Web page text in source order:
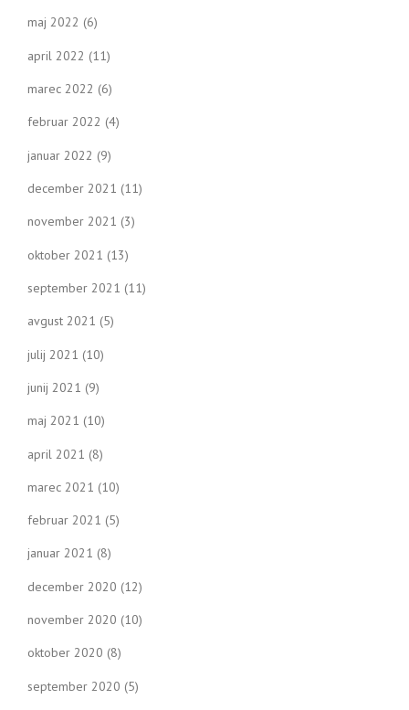
maj 2022 (6)
april 2022 (11)
marec 2022 (6)
februar 2022 (4)
januar 2022 (9)
december 2021 (11)
november 2021 (3)
oktober 2021 (13)
september 2021 (11)
avgust 2021 (5)
julij 2021 (10)
junij 2021 (9)
maj 2021 (10)
april 2021 (8)
marec 2021 (10)
februar 2021 (5)
januar 2021 (8)
december 2020 (12)
november 2020 (10)
oktober 2020 (8)
september 2020 (5)